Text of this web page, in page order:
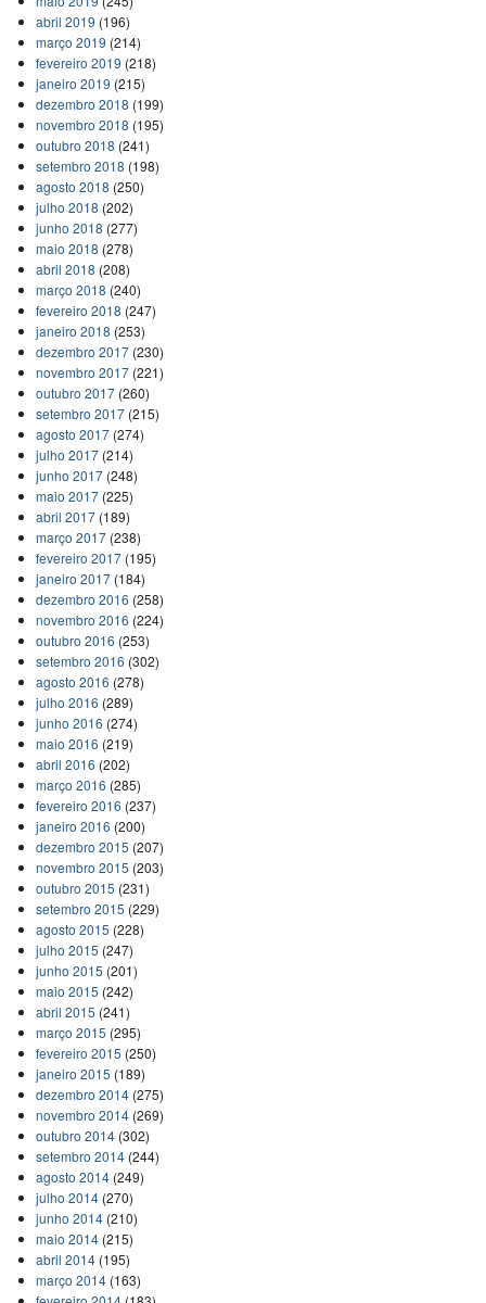
abril 2019 (196)
março 2019 (214)
fevereiro 2019 (218)
janeiro 2019 (215)
dezembro 2018 (199)
novembro 2018 (195)
outubro 2018 (241)
setembro 2018 (198)
agosto 2018 (250)
julho 2018 (202)
junho 2018 (277)
maio 2018 (278)
abril 2018 (208)
março 2018 (240)
fevereiro 2018 (247)
janeiro 2018 (253)
dezembro 2017(230)
novembro 2017(221)
outubro 2017(260)
setembro 2017(215)
agosto 2017(274)
julho 2017(214)
junho 2017(248)
maio 2017(225)
abril 2017(189)
março 2017(238)
fevereiro 2017(195)
janeiro 2017(184)
dezembro 2016 (258)
novembro 2016 (224)
outubro 2016 (253)
setembro 2016 (302)
agosto 2016 (278)
julho 2016 (289)
junho 2016 (274)
maio 2016 (219)
abril 2016 (202)
março 2016 (285)
fevereiro 2016 (237)
janeiro 2016 (200)
dezembro 2015 (207)
novembro 2015 (203)
outubro 2015 (231)
setembro 2015 (229)
agosto 2015 (228)
julho 2015 (247)
junho 2015 (201)
maio 2015 (242)
abril 2015 (241)
março 2015 (295)
fevereiro 2015 (250)
janeiro 2015 (189)
dezembro 2014(275)
novembro 2014(269)
outubro 2014(302)
setembro 2014(244)
agosto 2014(249)
julho 2014(270)
junho 2014(210)
maio 2014(215)
abril 2014(195)
março 2014(163)